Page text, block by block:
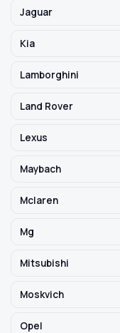
Jaguar
Kia
Lamborghini
Land Rover
Lexus
Maybach
Mclaren
Mg
Mitsubishi
Moskvich
Opel